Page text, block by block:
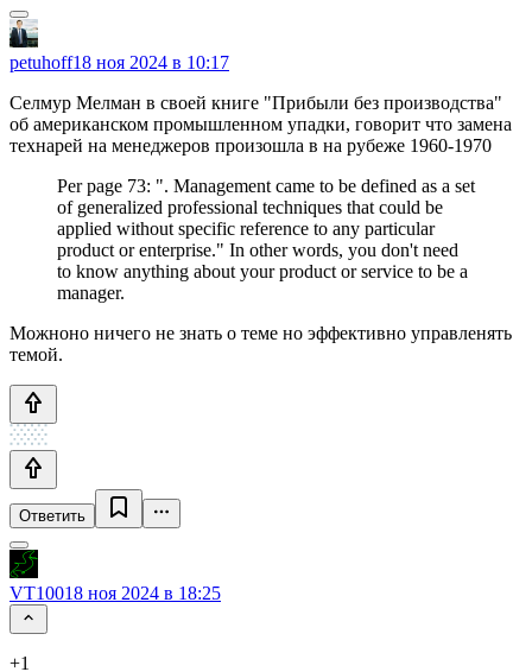
petuhoff18 ноя 2024 в 10:17
Селмур Мелман в своей книге "Прибыли без производства"
об американском промышленном упадки, говорит что замена
технарей на менеджеров произошла в на рубеже 1960-1970
Per page 73: ". Management came to be defined as a set
of generalized professional techniques that could be
applied without specific reference to any particular
product or enterprise." In other words, you don't need
to know anything about your product or service to be a
manager.
Можноно ничего не знать о теме но эффективно управленять
темой.
Ответить
VT10018 ноя 2024 в 18:25
+1